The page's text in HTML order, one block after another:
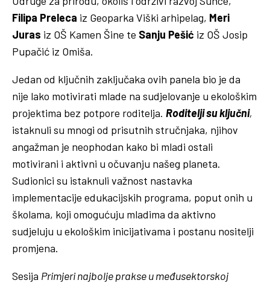
Filipa Preleca iz Geoparka Viški arhipelag, Meri
Juras iz OŠ Kamen Šine te Sanju Pešić iz OŠ Josip
Pupačić iz Omiša.
Jedan od ključnih zaključaka ovih panela bio je da
nije lako motivirati mlade na sudjelovanje u ekološkim
projektima bez potpore roditelja. Roditelji su ključni,
istaknuli su mnogi od prisutnih stručnjaka, njihov
angažman je neophodan kako bi mladi ostali
motivirani i aktivni u očuvanju našeg planeta.
Sudionici su istaknuli važnost nastavka
implementacije edukacijskih programa, poput onih u
školama, koji omogućuju mladima da aktivno
sudjeluju u ekološkim inicijativama i postanu nositelji
promjena.
Sesija Primjeri najbolje prakse u međusektorskoj